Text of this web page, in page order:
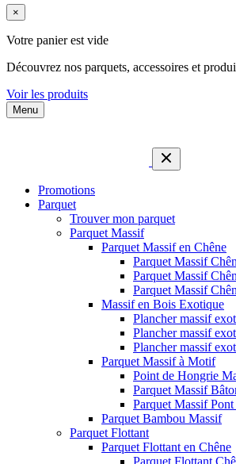
×
Votre panier est vide
Découvrez nos parquets, accessoires et
Voir les produits
Menu
Promotions
Parquet
Trouver mon parquet
Parquet Massif
Parquet Massif en Chêne
Parquet Massif
Parquet Massif
Parquet Massif
Massif en Bois Exotique
Plancher massif
Plancher massif
Plancher massif
Parquet Massif à Motif
Point de Hongrie
Parquet Massif
Parquet Massif Pont
Parquet Bambou Massif
Parquet Flottant
Parquet Flottant en Chêne
Parquet Flottant